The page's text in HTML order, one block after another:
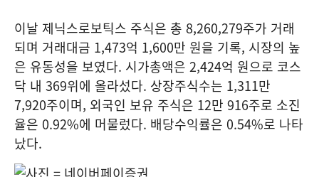
이날 제닉스로보틱스 주식은 총 8,260,279주가 거래
되며 거래대금 1,473억 1,600만 원을 기록, 시장의 높
은 유동성을 보였다. 시가총액은 2,424억 원으로 코스
닥 내 369위에 올라섰다. 상장주식수는 1,311만
7,920주이며, 외국인 보유 주식은 12만 916주로 소진
율은 0.92%에 머물렀다. 배당수익률은 0.54%로 나타
났다.